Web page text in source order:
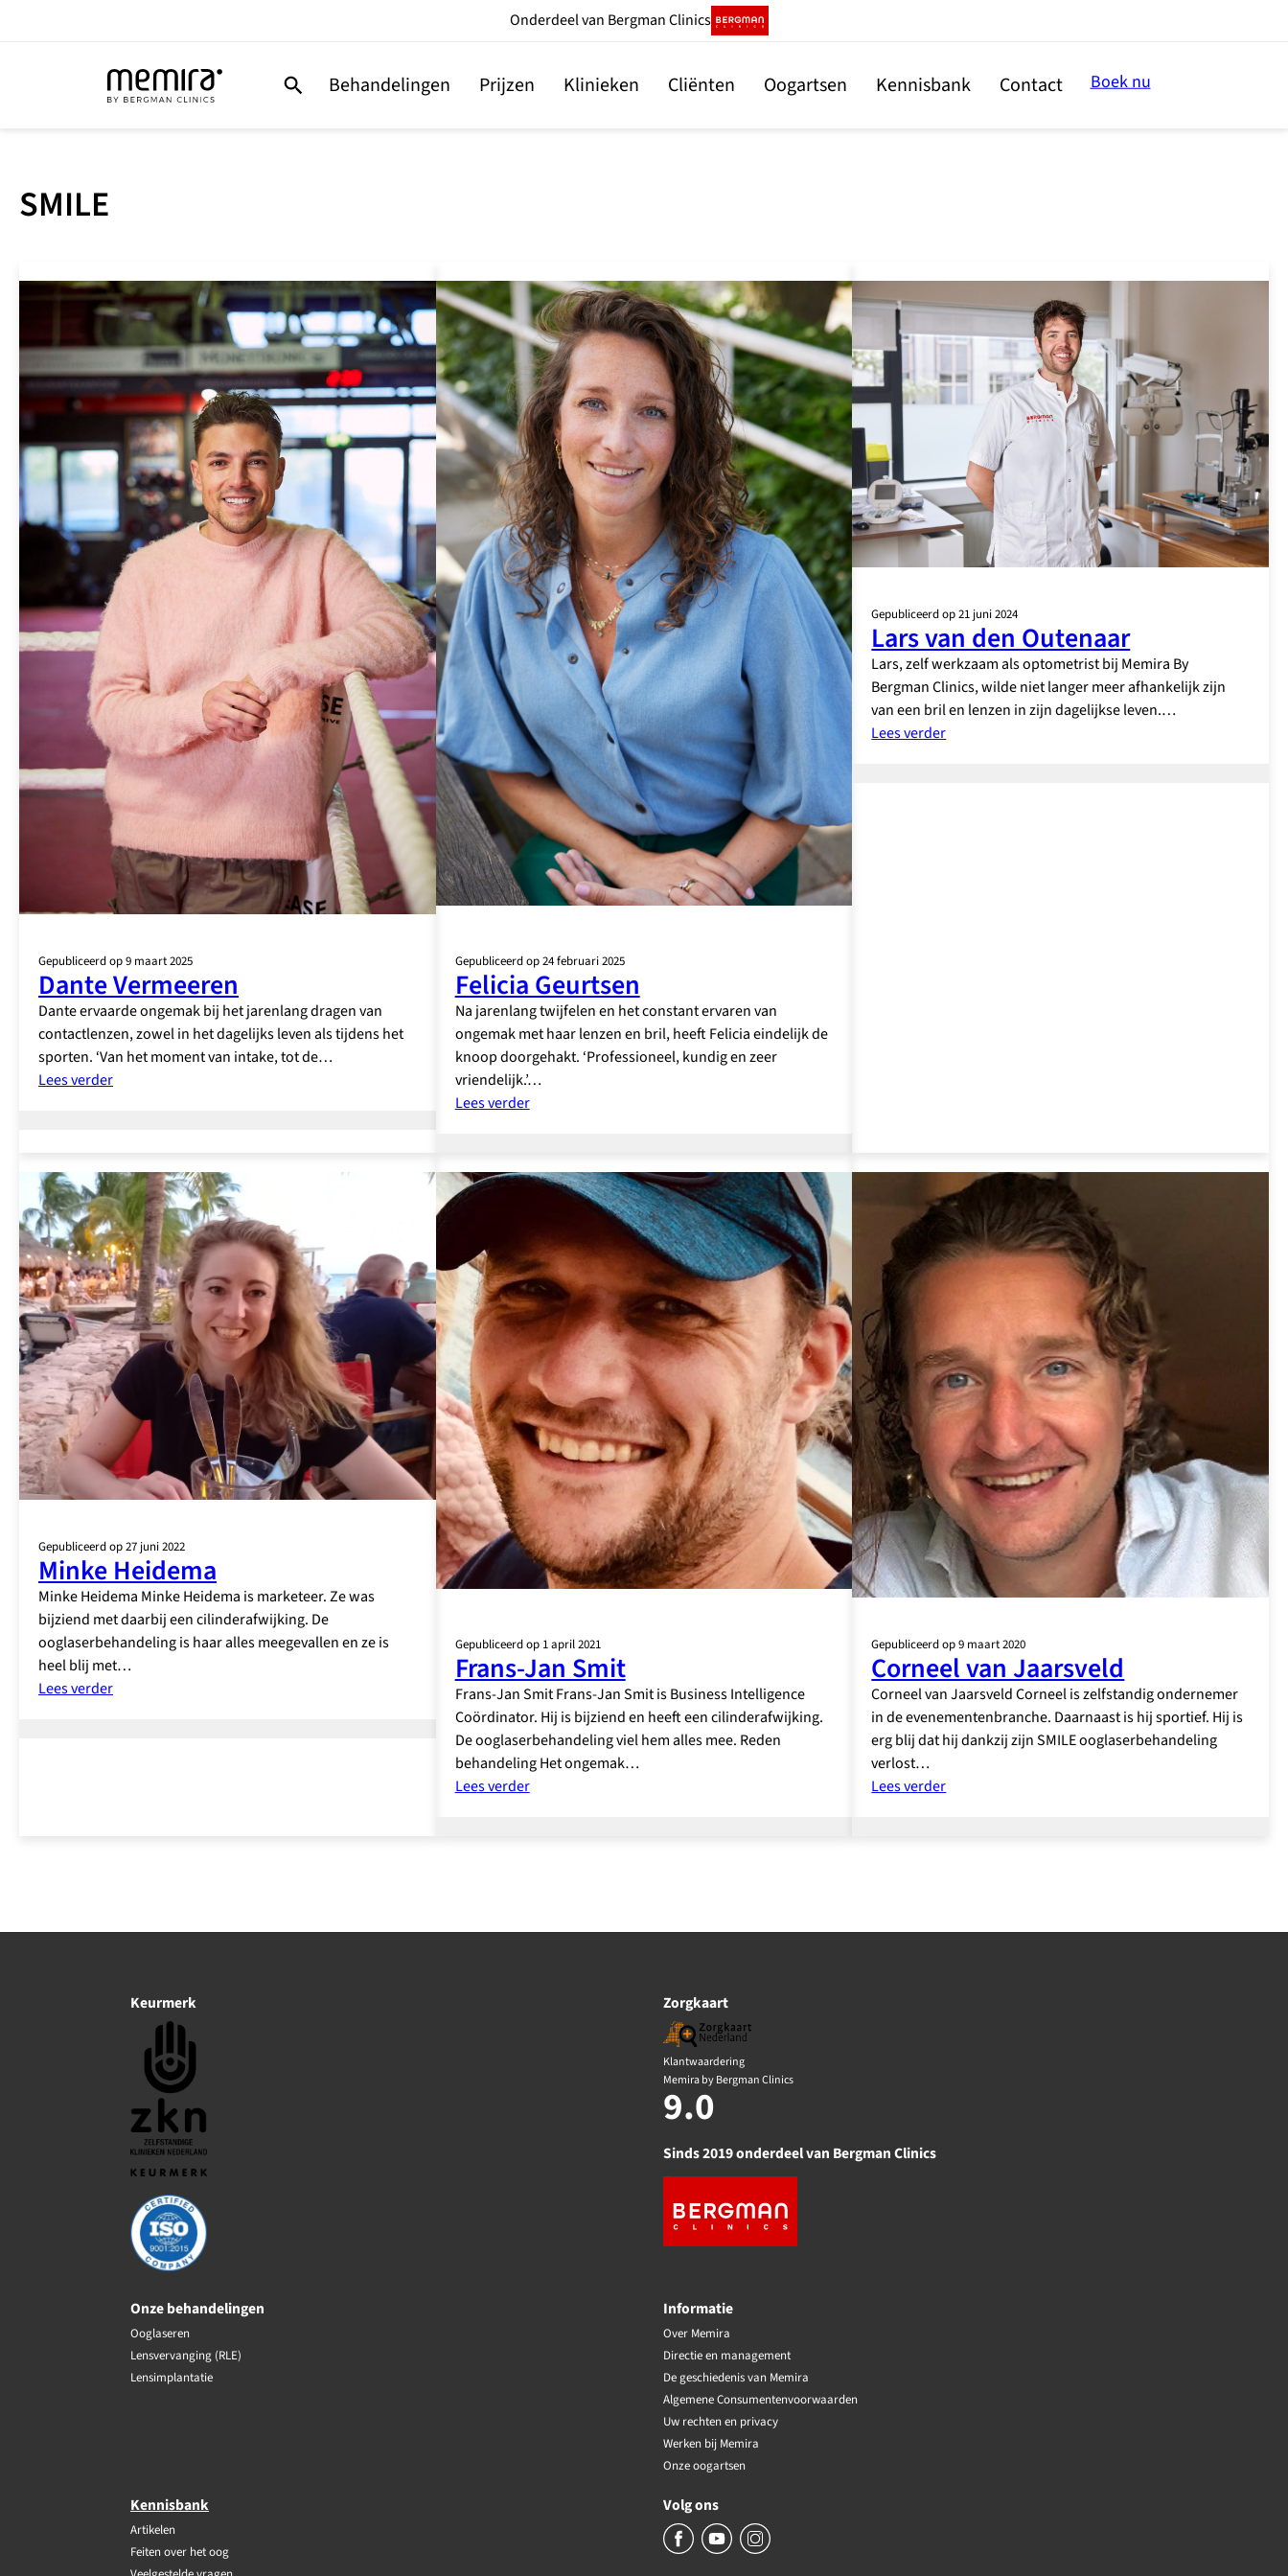
Onderdeelvan Bergman Clinics
Behandelingen Prijzen Klinieken Cliënten Oogartsen Kennisbank Contact Boek nu
SMILE
Gepubliceerd op 9 maart 2025
Dante Vermeeren
Dante ervaarde ongemak bij het jarenlang dragen van
contactlenzen, zowel in het dagelijks leven als tijdens het
sporten. ‘Van het moment van intake, tot de…
Lees verder:
Gepubliceerd op 24 februari 2025
Felicia Geurtsen
Na jarenlang twijfelen en het constant ervaren van
ongemak met haar lenzen en bril, heeft Felicia eindelijk de
knoop doorgehakt. ‘Professioneel, kundig en zeer
vriendelijk.’…
Lees verder:
Gepubliceerd op 21 juni 2024
Lars van den Outenaar
Lars, zelf werkzaam als optometrist bij Memira By
Bergman Clinics, wilde niet langer meer afhankelijk zijn
van een bril en lenzen in zijn dagelijkse leven.…
Lees verder:
Gepubliceerd op 27 juni 2022
Minke Heidema
Minke Heidema Minke Heidema is marketeer. Ze was
bijziend met daarbij een cilinderafwijking. De
ooglaserbehandeling is haar alles meegevallen en ze is
heel blij met…
Lees verder:
Gepubliceerd op 1 april 2021
Frans-Jan Smit
Frans-Jan Smit Frans-Jan Smit is Business Intelligence
Coördinator. Hij is bijziend en heeft een cilinderafwijking.
De ooglaserbehandeling viel hem alles mee. Reden
behandeling Het ongemak…
Lees verder:
Gepubliceerd op 9 maart 2020
Corneel van Jaarsveld
Corneel van Jaarsveld Corneel is zelfstandig ondernemer
in de evenementenbranche. Daarnaast is hij sportief. Hij is
erg blij dat hij dankzij zijn SMILE ooglaserbehandeling
verlost…
Lees verder:
Keurmerk Zorgkaart
Klantwaardering
Memira by Bergman Clinics
9.0
Sinds 2019 onderdeel van Bergman Clinics
Onze behandelingen
Ooglaseren
Lensvervanging (RLE)
Lensimplantatie
Informatie
Over Memira
Directie en management
De geschiedenis van Memira
Algemene Consumentenvoorwaarden
Uw rechten en privacy
Werken bij Memira
Onze oogartsen
Kennisbank
Artikelen
Feiten over het oog
Volg ons